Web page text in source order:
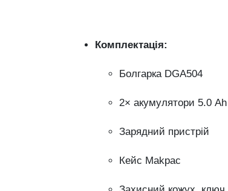
Комплектація:
Болгарка DGA504
2× акумулятори 5.0 Ah
Зарядний пристрій
Кейс Makpac